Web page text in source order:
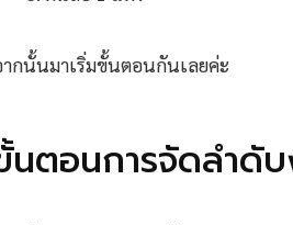
กนั้นมาเริ่มขั้นตอนกันเลยค่ะ
นตอนการจัดลำดั